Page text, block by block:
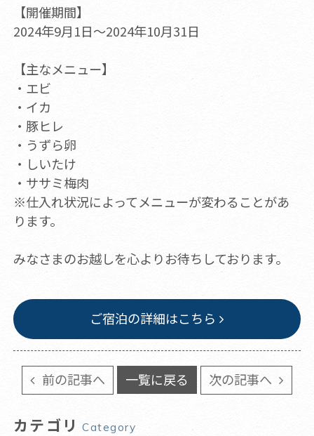
【開催期間】
2024年9月1日～2024年10月31日
【主なメニュー】
・エビ
・イカ
・豚ヒレ
・うずら卵
・しいたけ
・ササミ梅肉
※仕入れ状況によってメニューが変わることがあ
ります。
みなさまのお越しを心よりお待ちしております。
ご宿泊の詳細はこちら
前の記事へ 一覧に戻る 次の記事へ
カテゴリ Category